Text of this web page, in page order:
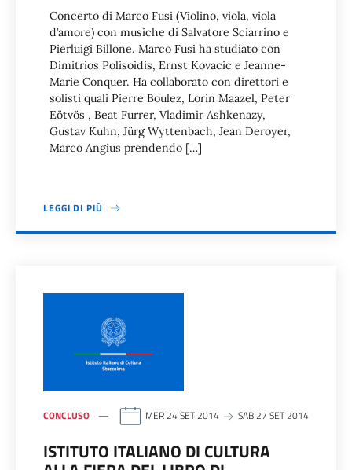
Concerto di Marco Fusi (Violino, viola, viola
d’amore) con musiche di Salvatore Sciarrino e
Pierluigi Billone. Marco Fusi ha studiato con
Dimitrios Polisoidis, Ernst Kovacic e Jeanne-
Marie Conquer. Ha collaborato con direttori e
solisti quali Pierre Boulez, Lorin Maazel, Peter
Eötvös , Beat Furrer, Vladimir Ashkenazy,
Gustav Kuhn, Jürg Wyttenbach, Jean Deroyer,
Marco Angius prendendo […]
LEGGI DI PIÙ
CONCLUSO MER 24 SET 2014 SAB 27 SET 2014
ISTITUTO ITALIANO DI CULTURA